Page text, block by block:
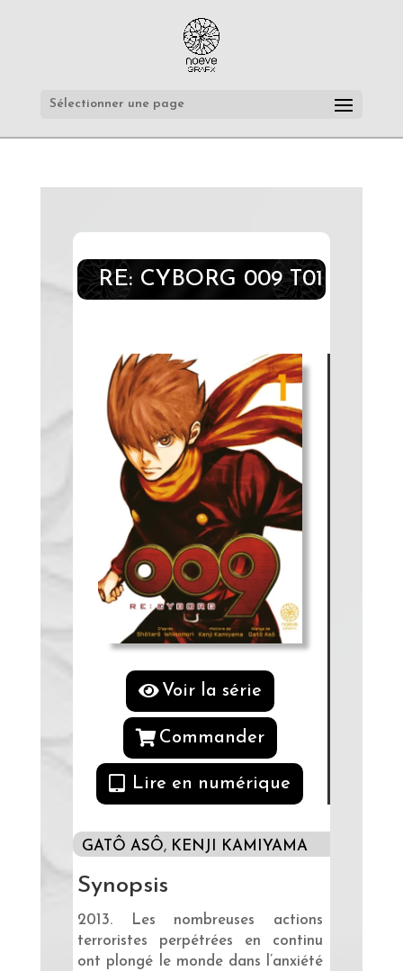
Sélectionner une page
RE: CYBORG 009 T01
Voir la série
Commander
Lire en numérique
GATÔ ASÔ, KENJI KAMIYAMA
Synopsis
2013. Les nombreuses actions
terroristes perpétrées en continu
ont plongé le monde dans l’anxiété